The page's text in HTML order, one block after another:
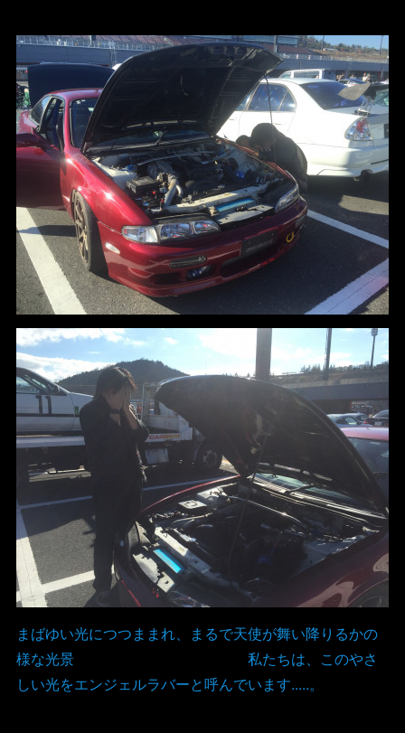
まばゆい光につつままれ、まるで天使が舞い降りるかの
様な光景 私たちは、このやさ
しい光をエンジェルラバーと呼んでいます.....。